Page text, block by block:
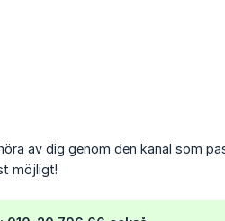
av dig genom den kanal som
möjligt!